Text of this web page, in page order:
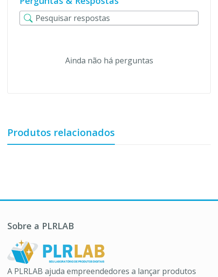
Ainda não há perguntas
Produtos relacionados
Sobre a PLRLAB
A PLRLAB ajuda empreendedores a lançar produtos